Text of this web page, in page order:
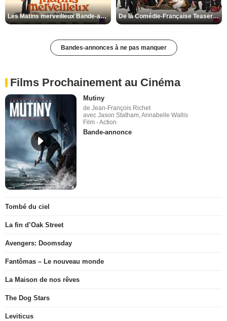
Les Matins merveilleux Bande-annonce VF De la Comédie-Française Teaser VF
Bandes-annonces à ne pas manquer
Films Prochainement au Cinéma
Mutiny
de Jean-François Richet
avec Jason Statham, Annabelle Wallis
Film - Action
Bande-annonce
Tombé du ciel
La fin d’Oak Street
Avengers: Doomsday
Fantômas – Le nouveau monde
La Maison de nos rêves
The Dog Stars
Leviticus